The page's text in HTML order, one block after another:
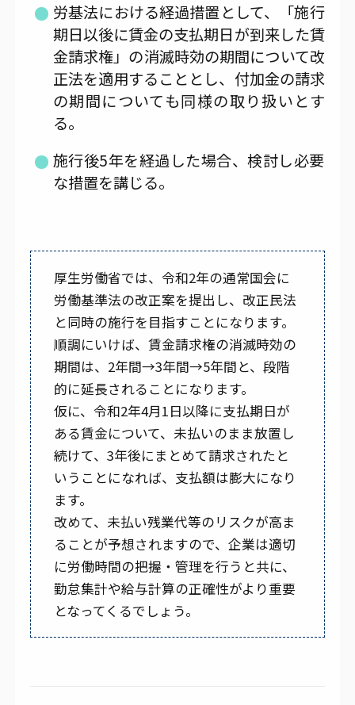
労基法における経過措置として、「施行
期日以後に賃金の支払期日が到来した賃
金請求権」の消滅時効の期間について改
正法を適用することとし、付加金の請求
の期間についても同様の取り扱いとす
る。
施行後5年を経過した場合、検討し必要
な措置を講じる。
厚生労働省では、令和2年の通常国会に
労働基準法の改正案を提出し、改正民法
と同時の施行を目指すことになります。
順調にいけば、賃金請求権の消滅時効の
期間は、2年間→3年間→5年間と、段階
的に延長されることになります。
仮に、令和2年4月1日以降に支払期日が
ある賃金について、未払いのまま放置し
続けて、3年後にまとめて請求されたと
いうことになれば、支払額は膨大になり
ます。
改めて、未払い残業代等のリスクが高ま
ることが予想されますので、企業は適切
に労働時間の把握・管理を行うと共に、
勤怠集計や給与計算の正確性がより重要
となってくるでしょう。